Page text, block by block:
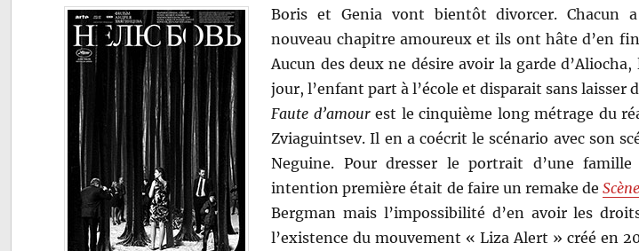
Boris et Genia vont bientôt divorcer. Chacun
nouveau chapitre amoureux et ils ont hâte d’en
Aucun des deux ne désire avoir la garde d’Aliocha,
jour, l’enfant part à l’école et disparait sans laisser
Faute d’amourest le cinquième long métrage du
Zviaguintsev. Il en a coécrit le scénario avec son
Neguine. Pour dresser le portrait d’une famille
intention première était de faire un remake de
Bergman mais l’impossibilité d’en avoir les
l’existence du mouvement « Liza Alert » créé en